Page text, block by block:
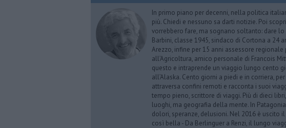
In primo piano per decenni, nella politica
più. Chiedi e nessuno sa darti notizie. Poi
vorrebbero fare, ma sognano soltanto: dare
Barbini, classe 1945, sindaco di Cortona a 24
Arezzo, infine per 15 anni assessore regionale
all’Agricoltura, amico personale di Francois
questo e intraprende un viaggio lungo cento
all’Alaska. Cento giorni a piedi e in corriera,
attraversa confini remoti e racconta i suoi
tempo pieno, scrittore di viaggi. Più di dieci
luoghi, ma geografia della mente. In
dolori, speranze, delusioni. Nel 2016 è uscito
così bella - Da Berlinguer a Renzi, il lungo